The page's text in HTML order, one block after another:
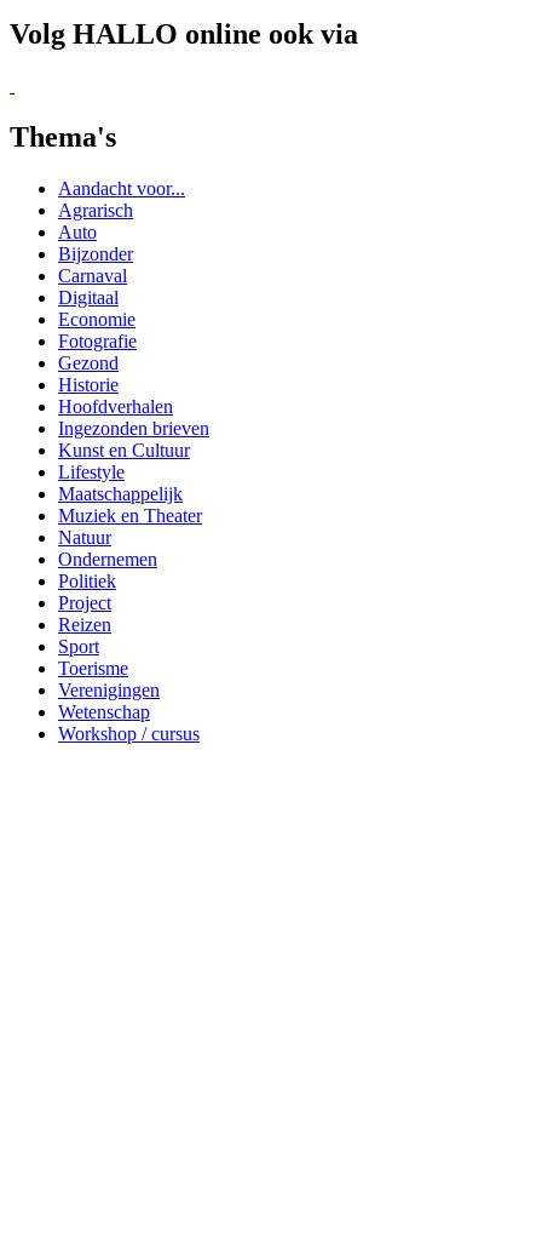
Economie
Fotografie
Ingezonden brieven
Lifestyle
Maatschappelijk
Muziek en Theater
Natuur
Ondernemen
Politiek
Project
Reizen
Sport
Toerisme
Verenigingen
Wetenschap
Workshop / cursus